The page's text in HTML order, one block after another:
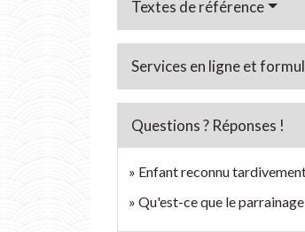
Textes de référence
Services en ligne et
Questions ? Réponses !
Enfant reconnu
Qu'est-ce que le